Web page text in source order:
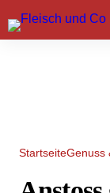
Marktführer
StartseiteGenuss